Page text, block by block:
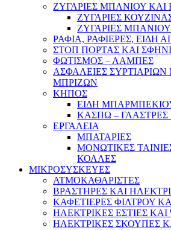
ΖΥΓΑΡΙΕΣ ΜΠΑΝΙΟΥ ΚΑΙ
ΖΥΓΑΡΙΕΣ
ΖΥΓΑΡΙΕΣ ΜΠΑΝΙΟΥ
ΡΑΦΙΑ, ΡΑΦΙΕΡΕΣ, ΕΙΔΗ
ΣΤΟΠ ΠΟΡΤΑΣ ΚΑΙ
ΦΩΤΙΣΜΟΣ – ΛΑΜΠΕΣ
ΑΣΦΑΛΕΙΕΣ
ΜΠΡΙΖΩΝ
ΚΗΠΟΣ
ΕΙΔΗ
ΚΑΣΠΩ – ΓΛΑΣΤΡΕΣ
ΕΡΓΑΛΕΙΑ
ΜΠΑΤΑΡΙΕΣ
ΜΟΝΩΤΙΚΕΣ
ΚΟΛΛΕΣ
ΜΙΚΡΟΣΥΣΚΕΥΕΣ
ΑΤΜΟΚΑΘΑΡΙΣΤΕΣ
ΒΡΑΣΤΗΡΕΣ ΚΑΙ
ΚΑΦΕΤΙΕΡΕΣ ΦΙΛΤΡΟΥ ΚΑΙ
ΗΛΕΚΤΡΙΚΕΣ ΕΣΤΙΕΣ ΚΑΙ
ΗΛΕΚΤΡΙΚΕΣ ΣΚΟΥΠΕΣ